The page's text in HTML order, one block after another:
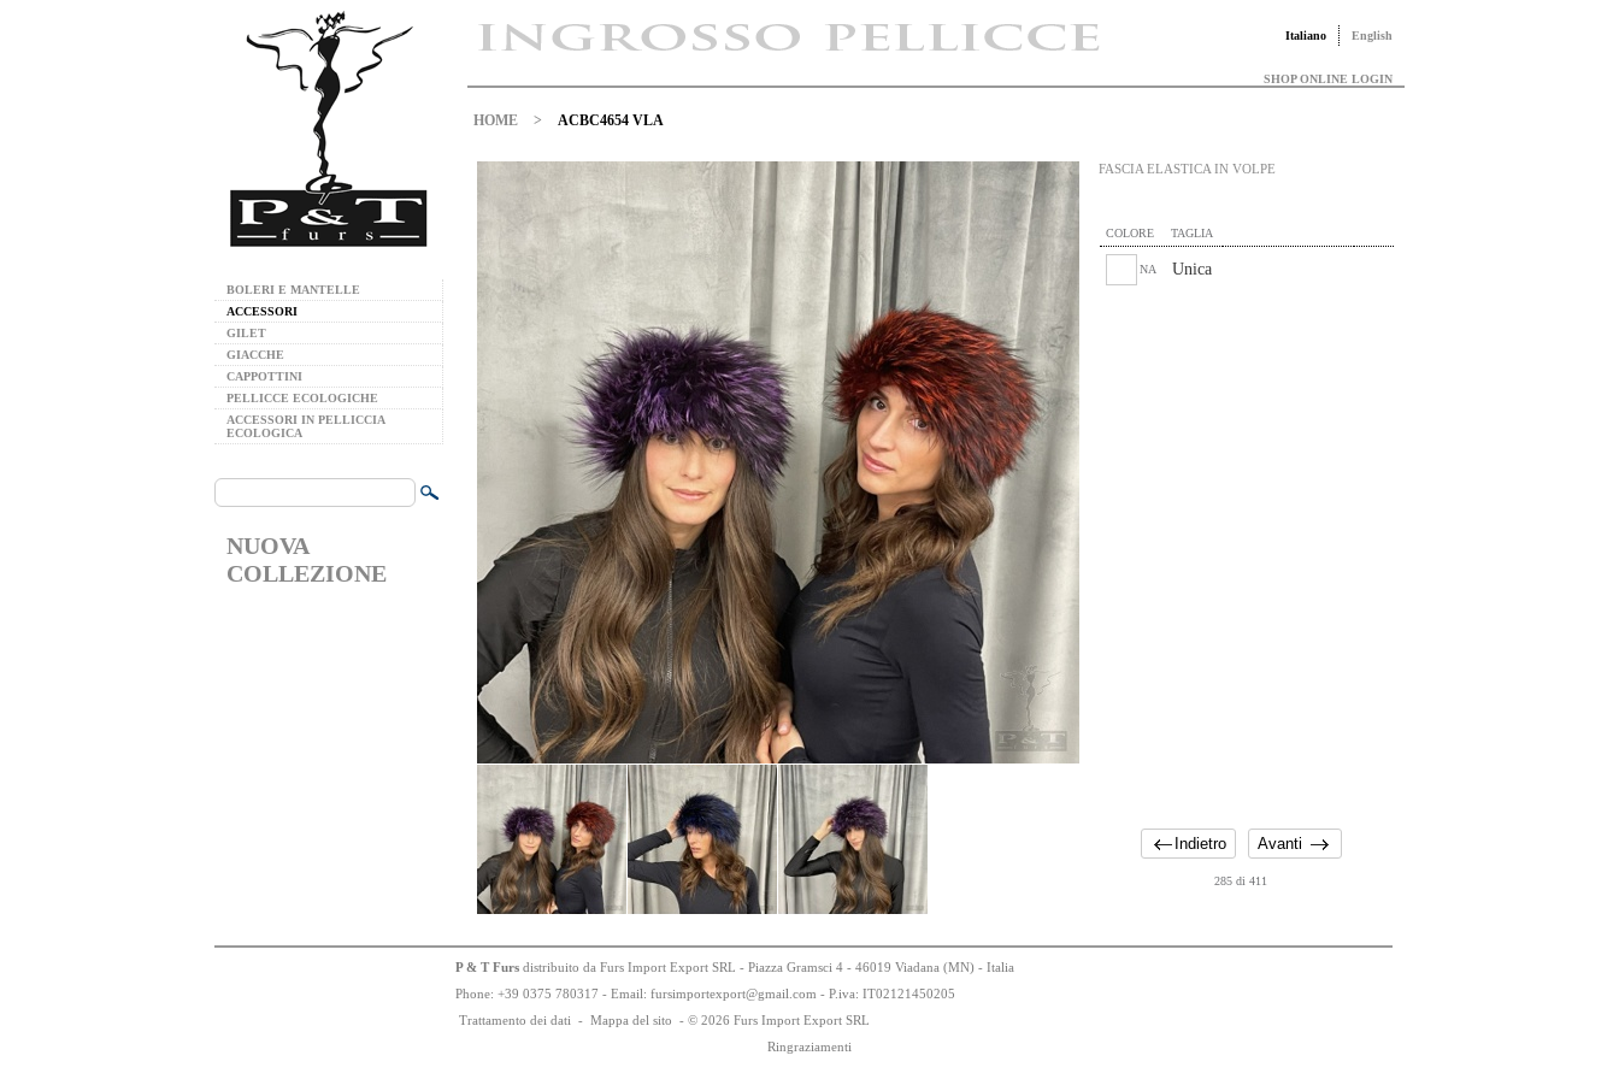
BOLERI E MANTELLE
ACCESSORI
GILET
GIACCHE
CAPPOTTINI
PELLICCE ECOLOGICHE
ACCESSORI IN PELLICCIA
ECOLOGICA
NUOVA
COLLEZIONE
Italiano English
SHOP ONLINE LOGIN
HOME > ACBC4654 VLA
FASCIA ELASTICA IN VOLPE
COLORE TAGLIA
NA Unica
Indietro Avanti
285 di 411
P & T Furs distribuito da Furs Import Export SRL - Piazza Gramsci 4 - 46019 Viadana (MN) - Italia
Phone: +39 0375 780317 - Email: fursimportexport@gmail.com - P.iva: IT02121450205
Trattamento dei dati - Mappa del sito - © 2026 Furs Import Export SRL
Ringraziamenti